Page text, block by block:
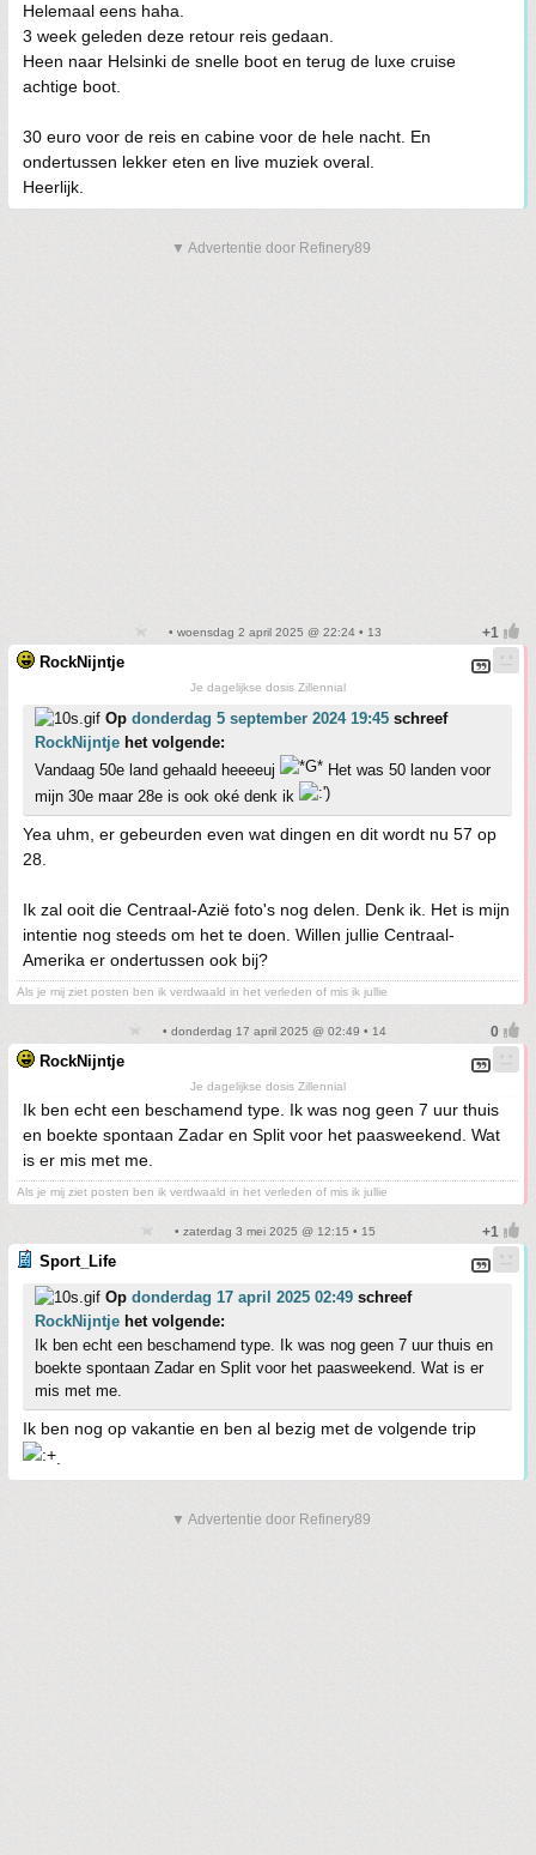
Helemaal eens haha.
3 week geleden deze retour reis gedaan.
Heen naar Helsinki de snelle boot en terug de luxe cruise
achtige boot.
30 euro voor de reis en cabine voor de hele nacht. En
ondertussen lekker eten en live muziek overal.
Heerlijk.
▼ Advertentie door Refinery89
• woensdag 2 april 2025 @ 22:24 • 13
RockNijntje
Je dagelijkse dosis Zillennial
Op donderdag 5 september 2024 19:45 schreef
RockNijntje het volgende:
Vandaag 50e land gehaald heeeeuj
Het was 50 landen voor
mijn 30e maar 28e is ook oké denk ik
Yea uhm, er gebeurden even wat dingen en dit wordt nu 57 op
28.
Ik zal ooit die Centraal-Azië foto's nog delen. Denk ik. Het is mijn
intentie nog steeds om het te doen. Willen jullie Centraal-
Amerika er ondertussen ook bij?
Als je mij ziet posten ben ik verdwaald in het verleden of mis ik jullie
• donderdag 17 april 2025 @ 02:49 • 14
RockNijntje
Je dagelijkse dosis Zillennial
Ik ben echt een beschamend type. Ik was nog geen 7 uur thuis
en boekte spontaan Zadar en Split voor het paasweekend. Wat
is er mis met me.
Als je mij ziet posten ben ik verdwaald in het verleden of mis ik jullie
• zaterdag 3 mei 2025 @ 12:15 • 15
Sport_Life
Op donderdag 17 april 2025 02:49 schreef
RockNijntje het volgende:
Ik ben echt een beschamend type. Ik was nog geen 7 uur thuis en
boekte spontaan Zadar en Split voor het paasweekend. Wat is er
mis met me.
Ik ben nog op vakantie en ben al bezig met de volgende trip
.
▼ Advertentie door Refinery89